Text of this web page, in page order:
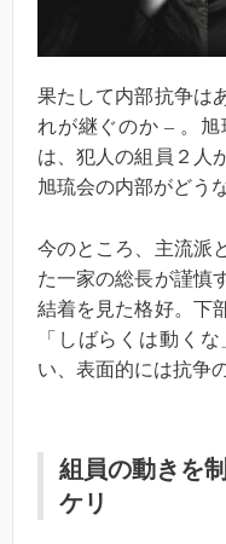
果たして内部抗争は
れが継ぐのか – 。
は、犯人の組員２人
旭琉会の内部がどう
今のところ、主流派
た一家の総長が謹慎
結着を見た格好。下
「しばらくは動く
い、表面的には抗争
組員の動きを
ケリ